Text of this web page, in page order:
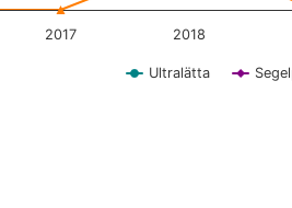
Ultralätta
2017 2018